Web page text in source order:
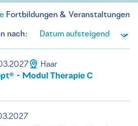
Fortbildungen & Veranstaltungen
nach:
Haar
- Modul Therapie C